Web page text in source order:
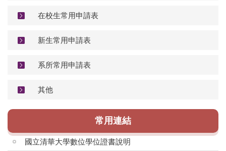
在校生常用申請表
新生常用申請表
系所常用申請表
其他
常用連結
國立清華大學數位學位證書說明